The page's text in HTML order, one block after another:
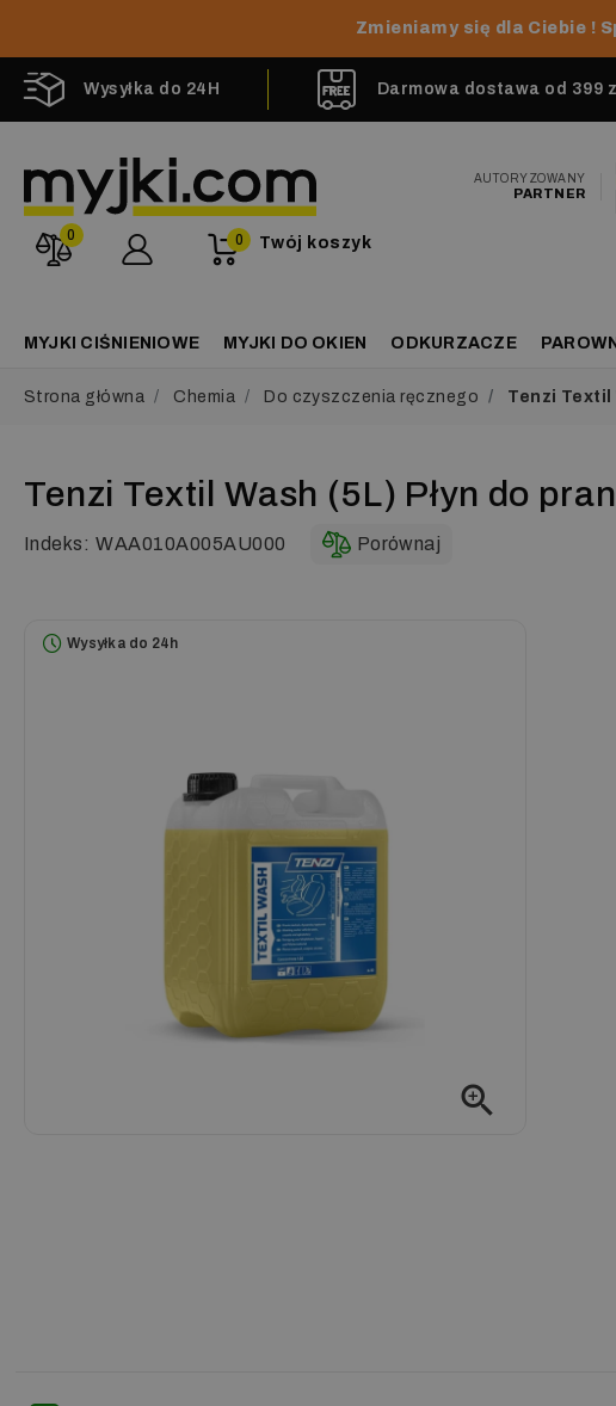
Zmieniamy się dla Ciebie !
Wysyłka do 24H Darmowa dostawa od 399
AUTORYZOWANY
PARTNER
0 Twój koszyk
0
MYJKI CIŚNIENIOWE MYJKI DO OKIEN ODKURZACZE
Strona główna Chemia Do czyszczenia ręcznego Tenzi Textil
Tenzi Textil Wash (5L) Płyn do
Indeks: WAA010A005AU000 Porównaj
Wysyłka do 24h
zoom_in